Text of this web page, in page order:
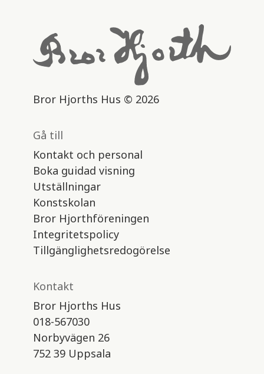
Bror Hjorths Hus © 2026
Gå till
Kontakt och personal
Boka guidad visning
Utställningar
Konstskolan
Bror Hjorthföreningen
Integritetspolicy
Tillgänglighetsredogörelse
Kontakt
Bror Hjorths Hus
018-567030
Norbyvägen 26
752 39 Uppsala